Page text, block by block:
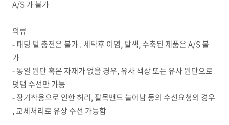
A/S 가 불가
의류
- 패딩 털 충전은 불가 . 세탁후 이염, 탈색, 수축된 제품은 A/S 불
가
- 동일 원단 혹은 자재가 없을 경우, 유사 색상 또는 유사 원단으로
덧댐 수선만 가능
- 장기착용으로 인한 허리, 팔목밴드 늘어남 등의 수선요청의 경우
, 교체처리로 유상 수선 가능함